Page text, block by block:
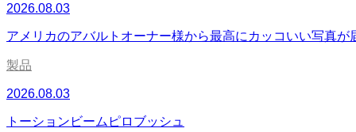
2026.08.03
アメリカのアバルトオーナー様から最高にカッコいい写真が
製品
2026.08.03
トーションビームピロブッシュ